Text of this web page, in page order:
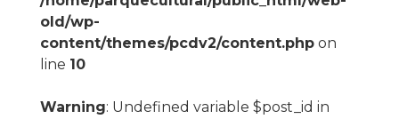
old/wp-
content/themes/pcdv2/content.phpon
line 10
Warning: Undefined variable $post_id in